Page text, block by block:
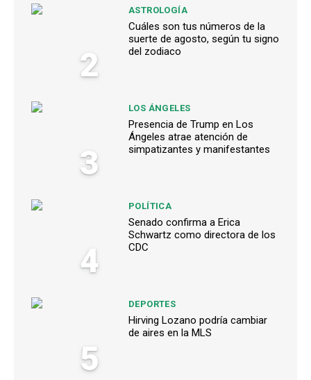
2
ASTROLOGÍA
Cuáles son tus números de la
suerte de agosto, según tu signo
del zodiaco
3
LOS ÁNGELES
Presencia de Trump en Los
Ángeles atrae atención de
simpatizantes y manifestantes
4
POLÍTICA
Senado confirma a Erica
Schwartz como directora de los
CDC
5
DEPORTES
Hirving Lozano podría cambiar
de aires en la MLS